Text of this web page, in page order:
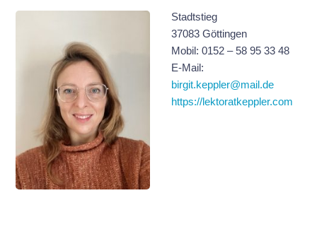
Stadtstieg
37083 Göttingen
Mobil: 0152 – 58 95 33 48
E-Mail:
birgit.keppler@mail.de
https://lektoratkeppler.com